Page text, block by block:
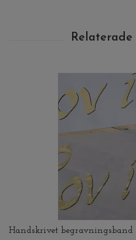
Handskrivet begravningsband